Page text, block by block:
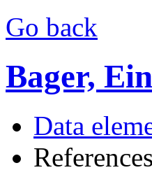
Go back
Bager,
Data